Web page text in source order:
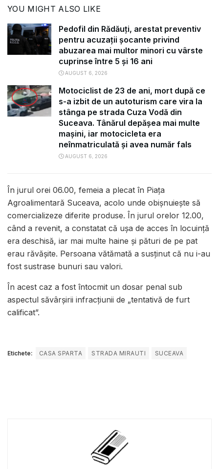
YOU MIGHT ALSO LIKE
Pedofil din Rădăuți, arestat preventiv
pentru acuzații șocante privind
abuzarea mai multor minori cu vârste
cuprinse între 5 și 16 ani
AUGUST 6, 2026
Motociclist de 23 de ani, mort după ce
s-a izbit de un autoturism care vira la
stânga pe strada Cuza Vodă din
Suceava. Tânărul depășea mai multe
mașini, iar motocicleta era
neînmatriculată și avea număr fals
AUGUST 6, 2026
În jurul orei 06.00, femeia a plecat în Piața
Agroalimentară Suceava, acolo unde obișnuiește să
comercializeze diferite produse. În jurul orelor 12.00,
când a revenit, a constatat că ușa de acces în locuință
era deschisă, iar mai multe haine și pături de pe pat
erau răvășite. Persoana vătămată a susținut că nu i-au
fost sustrase bunuri sau valori.
În acest caz a fost întocmit un dosar penal sub
aspectul săvârșirii infracțiunii de „tentativă de furt
calificat”.
Etichete: CASA SPARTA STRADA MIRAUTI SUCEAVA